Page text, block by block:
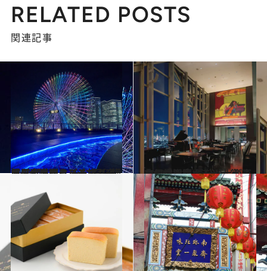
RELATED POSTS
関連記事
2021.12.11
【グルメ、クルーズ、夜景……】 まるっと1日、横浜を大満喫！ みなとみらい周辺を巡るプチ旅ガイド
旅＆お出かけ 2021.11.16
お気に入りホテル大賞 東京・横浜篇 気分が上がる非日常空間へ！
旅＆お出かけ